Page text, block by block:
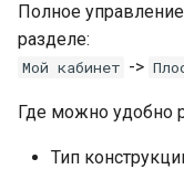
Полное
разделе:
Мой кабинет ->
Где можно удобно
Тип